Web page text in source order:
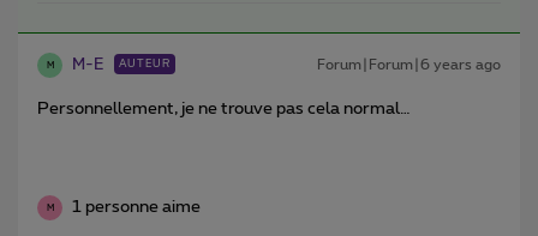
M M-E AUTEUR Forum|Forum|6 years ago
Personnellement, je ne trouve pas cela normal…
M 1 personne aime